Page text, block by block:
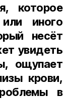
которое
иного
несёт
увидеть
ощупает
крови,
в